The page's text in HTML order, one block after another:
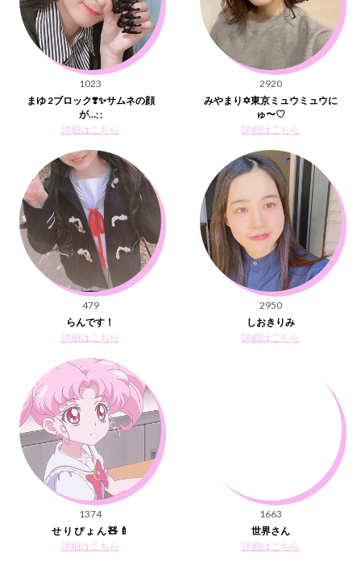
1023
まゆ 2ブロック❣️✨サムネの顔
が…; ;
詳細はこちら
2920
みやまり✡️東京ミュウミュウに
ゅ〜♡
詳細はこちら
479
らんです！
詳細はこちら
2950
しおきりみ
詳細はこちら
1374
せ り ぴ ょ ん 🧸 🍼
詳細はこちら
1663
世界さん
詳細はこちら